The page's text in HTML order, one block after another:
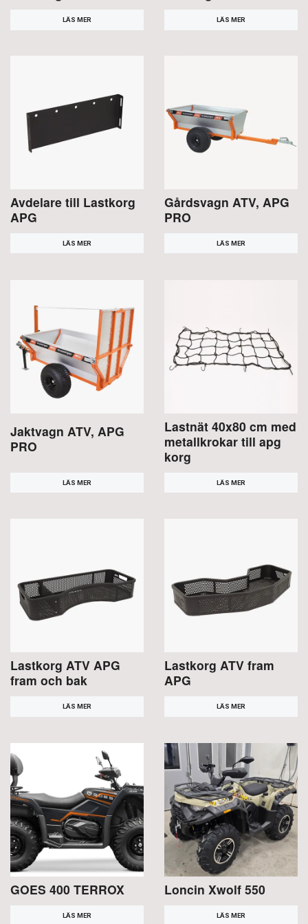
LÄS MER LÄS MER
Avdelare till Lastkorg
APG
LÄS MER
Gårdsvagn ATV, APG
PRO
LÄS MER
Jaktvagn ATV, APG
PRO
LÄS MER
Lastnät 40x80 cm med
metallkrokar till apg
korg
LÄS MER
Lastkorg ATV APG
fram och bak
LÄS MER
Lastkorg ATV fram
APG
LÄS MER
GOES 400 TERROX
LÄS MER
Loncin Xwolf 550
LÄS MER